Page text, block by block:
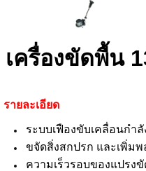
เครื่องขัดพื้น
รายละเอียด
ระบบเฟืองขับเคลื่อนกำลั
ขจัดสิ่งสกปรก และเพิ่มพ
ความเร็วรอบของแปรง